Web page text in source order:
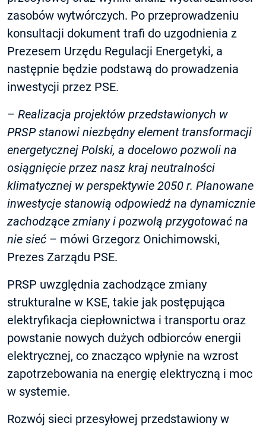
zasobów wytwórczych. Po przeprowadzeniu
konsultacji dokument trafi do uzgodnienia z
Prezesem Urzędu Regulacji Energetyki, a
następnie będzie podstawą do prowadzenia
inwestycji przez PSE.
– Realizacja projektów przedstawionych w
PRSP stanowi niezbędny element transformacji
energetycznej Polski, a docelowo pozwoli na
osiągnięcie przez nasz kraj neutralności
klimatycznej w perspektywie 2050 r. Planowane
inwestycje stanowią odpowiedź na dynamicznie
zachodzące zmiany i pozwolą przygotować na
nie sieć – mówi Grzegorz Onichimowski,
Prezes Zarządu PSE.
PRSP uwzględnia zachodzące zmiany
strukturalne w KSE, takie jak postępująca
elektryfikacja ciepłownictwa i transportu oraz
powstanie nowych dużych odbiorców energii
elektrycznej, co znacząco wpłynie na wzrost
zapotrzebowania na energię elektryczną i moc
w systemie.
Rozwój sieci przesyłowej przedstawiony w